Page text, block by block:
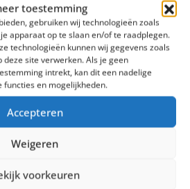
toestemming
gebruiken wij technologieën zoals
apparaat op te slaan en/of te raadplegen.
technologieën kunnen wij gegevens zoals
site verwerken. Als je geen
intrekt, kan dit een nadelige
functies en mogelijkheden.
Accepteren
Weigeren
voorkeuren